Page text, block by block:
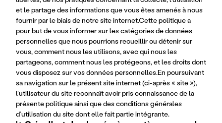
et le partage des informations que vous êtes amenés à nous
fournir par le biais de notre site internet.Cette politique a
pour but de vous informer sur les catégories de données
personnelles que nous pourrions recueillir ou détenir sur
vous, comment nous les utilisons, avec qui nous les
partageons, comment nous les protégeons, et les droits dont
vous disposez sur vos données personnelles.En poursuivant
sa navigation sur le présent site internet (ci-après « site »),
l’utilisateur du site reconnaît avoir pris connaissance de la
présente politique ainsi que des conditions générales
d’utilisation du site dont elle fait partie intégrante.